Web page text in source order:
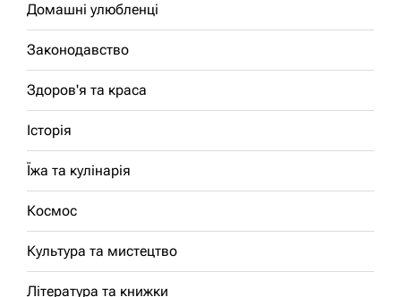
Домашні улюбленці
Законодавство
Здоров'я та краса
Історія
Їжа та кулінарія
Космос
Культура та мистецтво
Література та книжки